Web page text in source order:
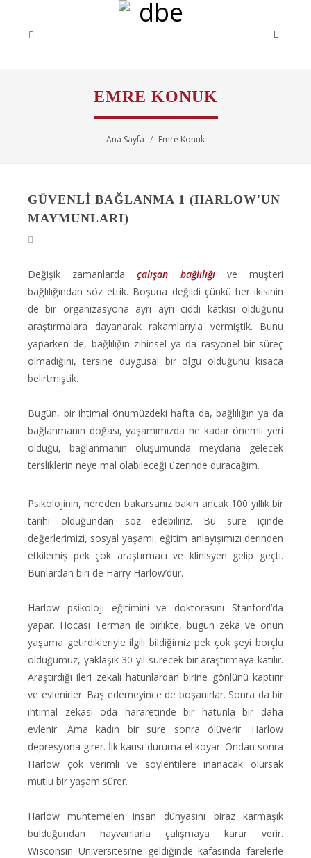
EMRE KONUK
Ana Sayfa Emre Konuk
GÜVENLI BAĞLANMA 1 (HARLOW'UN
MAYMUNLARI)
Değişik zamanlardaçalışan bağlılığıve müşteri
bağlılığından söz ettik. Boşuna değildi çünkü her ikisinin
de bir organizasyona ayrı ayrı ciddi katkısı olduğunu
araştırmalara dayanarak rakamlarıyla vermiştik. Bunu
yaparken de, bağlılığın zihinsel ya da rasyonel bir süreç
olmadığını, tersine duygusal bir olgu olduğunu kısaca
belirtmiştik.
Bugün, bir ihtimal önümüzdeki hafta da, bağlılığın ya da
bağlanmanın doğası, yaşamımızda ne kadar önemli yeri
olduğu, bağlanmanın oluşumunda meydana gelecek
tersliklerin neye mal olabileceği üzerinde duracağım.
Psikolojinin, nereden bakarsanız bakın ancak 100 yıllık bir
tarihi olduğundan söz edebiliriz. Bu süre içinde
değerlerimizi, sosyal yaşamı, eğitim anlayışımızı derinden
etkilemiş pek çok araştırmacı ve klinisyen gelip geçti.
Bunlardan biri de Harry Harlow’dur.
Harlow psikoloji eğitimini ve doktorasını Stanford’da
yapar. Hocası Terman ile birlikte, bugün zeka ve onun
yaşama getirdikleriyle ilgili bildiğimiz pek çok şeyi borçlu
olduğumuz, yaklaşık 30 yıl sürecek bir araştırmaya katılır.
Araştırdığı ileri zekalı hatunlardan birine gönlünü kaptırır
ve evlenirler. Baş edemeyince de boşanırlar. Sonra da bir
ihtimal zekası oda hararetinde bir hatunla bir daha
evlenir. Ama kadın bir sure sonra ölüverir. Harlow
depresyona girer. İlk karısı duruma el koyar. Ondan sonra
Harlow çok verimli ve söylentilere inanacak olursak
mutlu bir yaşam sürer.
Harlow muhtemelen insan dünyasını biraz karmaşık
bulduğundan hayvanlarla çalışmaya karar verir.
Wisconsin Üniversitesi’ne geldiğinde kafasında farelerle